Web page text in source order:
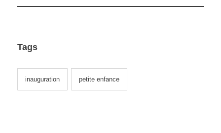
Tags
inauguration petite enfance